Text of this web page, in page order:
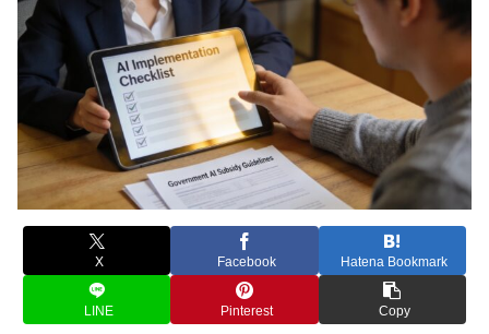
X Facebook Hatena Bookmark
LINE Pinterest Copy